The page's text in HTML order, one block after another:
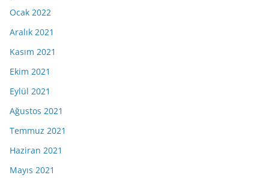
Ocak 2022
Aralık 2021
Kasım 2021
Ekim 2021
Eylül 2021
Ağustos 2021
Temmuz 2021
Haziran 2021
Mayıs 2021